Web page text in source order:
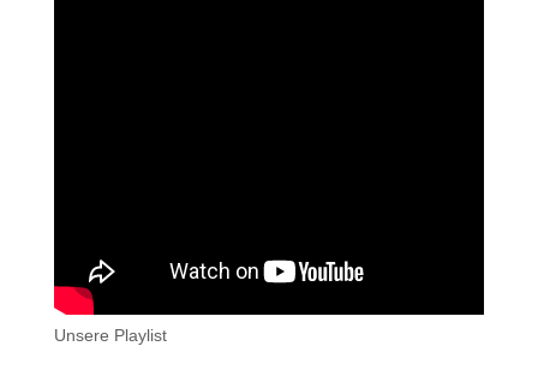
Unsere Playlist